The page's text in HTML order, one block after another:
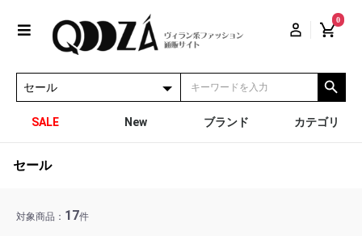
0
SALE New ブランド カテゴリ
セール
対象商品： 17件